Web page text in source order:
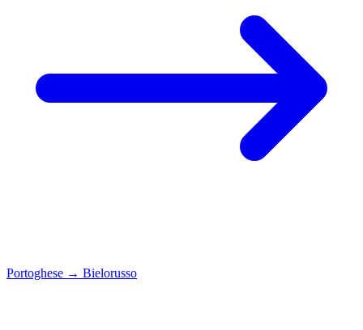
Portoghese → Bielorusso